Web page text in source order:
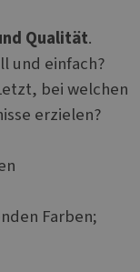
Qualität.
und einfach?
bei welchen
erzielen?
Farben;